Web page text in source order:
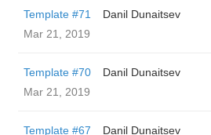
Template #71
Danil Dunaitsev
Mar 21, 2019
Template #70
Danil Dunaitsev
Mar 21, 2019
Template #67
Danil Dunaitsev